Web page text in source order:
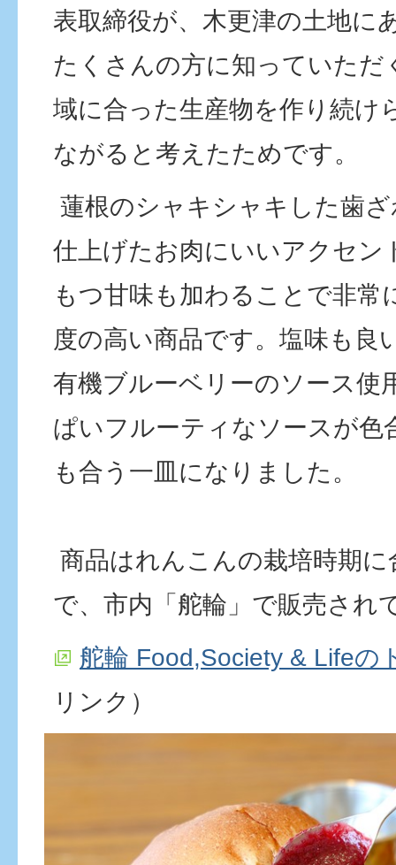
表取締役が、木更津の土地に
たくさんの方に知っていただ
域に合った生産物を作り続け
ながると考えたためです。
蓮根のシャキシャキした歯
仕上げたお肉にいいアクセン
もつ甘味も加わることで非常
度の高い商品です。塩味も良
有機ブルーベリーのソース使
ぱいフルーティなソースが色
も合う一皿になりました。
商品はれんこんの栽培時期
で、市内「舵輪」で販売され
舵輪 Food,Society & Lifeの
リンク）